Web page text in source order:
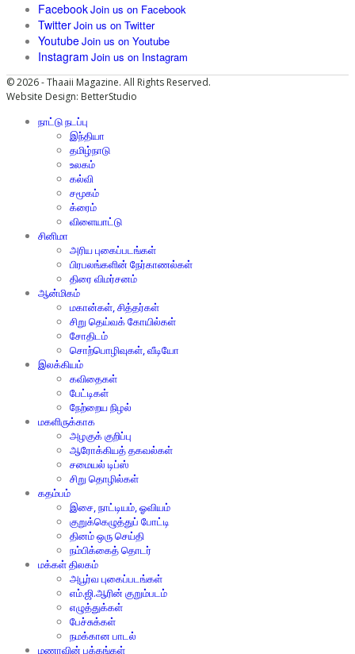
FacebookJoin us on Facebook
TwitterJoin us on Twitter
YoutubeJoin us on Youtube
Instagram Join us on Instagram
© 2026 - Thaaii Magazine. All Rights Reserved.
Website Design: BetterStudio
நாட்டு நடப்பு
இந்தியா
தமிழ்நாடு
உலகம்
கல்வி
சமூகம்
க்ரைம்
விளையாட்டு
சினிமா
அரிய புகைப்படங்கள்
பிரபலங்களின் நேர்காணல்கள்
திரை விமர்சனம்
ஆன்மிகம்
மகான்கள், சித்தர்கள்
சிறு தெய்வக் கோயில்கள்
சோதிடம்
சொற்பொழிவுகள், வீடியோ
இலக்கியம்
கவிதைகள்
பேட்டிகள்
நேற்றைய நிழல்
மகளிருக்காக
அழகுக் குறிப்பு
ஆரோக்கியத் தகவல்கள்
சமையல் டிப்ஸ்
சிறு தொழில்கள்
கதம்பம்
இசை, நாட்டியம், ஓவியம்
குறுக்கெழுத்துப் போட்டி
தினம் ஒரு செய்தி
நம்பிக்கைத் தொடர்
மக்கள் திலகம்
அபூர்வ புகைப்படங்கள்
எம்.ஜி.ஆரின் குறும்படம்
எழுத்துக்கள்
பேச்சுக்கள்
நமக்கான பாடல்
மணாவின் பக்கங்கள்